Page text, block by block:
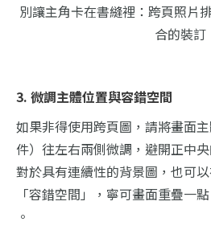
別讓主角卡在書縫裡：跨頁照片
合的裝訂
3. 微調主體位置與容錯空間
如果非得使用跨頁圖，請將畫面
件）往左右兩側微調，避開正中
對於具有連續性的背景圖，也可
「容錯空間」，寧可畫面重疊一
。